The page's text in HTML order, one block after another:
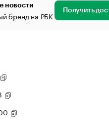
новости
бренд на РБК Получить